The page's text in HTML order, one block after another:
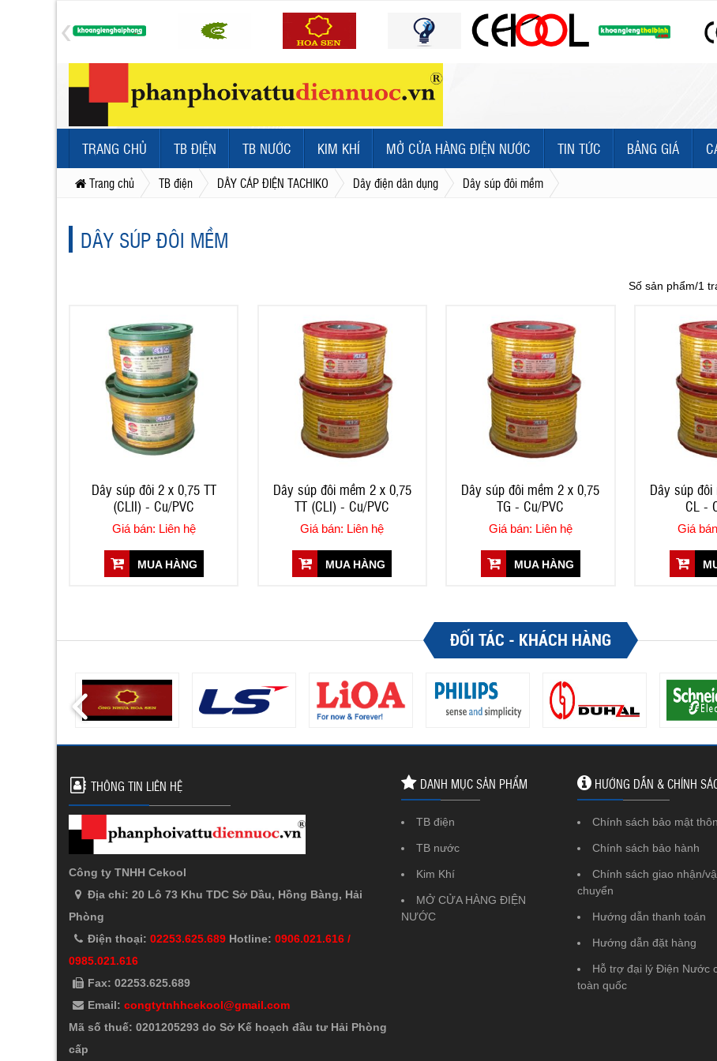
TRANG CHỦ TB ĐIỆN TB NƯỚC KIM KHÍ MỞ CỬA HÀNG ĐIỆN NƯỚC TIN TỨC BẢNG GIÁ
Trang chủ TB điện DÂY CÁP ĐIỆN TACHIKO Dây điện dân dụng Dây súp đôi mềm
DÂY SÚP ĐÔI MỀM
Số sản phẩm/1
Dây súp đôi 2 x 0,75 TT
(CLII) - Cu/PVC
Giá bán: Liên hệ
MUA HÀNG
Dây súp đôi mềm 2 x 0,75
TT (CLI) - Cu/PVC
Giá bán: Liên hệ
MUA HÀNG
Dây súp đôi mềm 2 x 0,75
TG - Cu/PVC
Giá bán: Liên hệ
MUA HÀNG
Dây súp
CL -
Giá
ĐỐI TÁC - KHÁCH HÀNG
HƯỚNG DẪN & CHÍNH
Chính sách bảo mật
Chính sách bảo hành
Chính sách giao nhận/
chuyển
Hướng dẫn thanh toán
Hướng dẫn đặt hàng
Hỗ trợ đại lý Điện Nước
toàn quốc
DANH MỤC SẢN PHẨM
TB điện
TB nước
Kim Khí
MỞ CỬA HÀNG ĐIỆN
NƯỚC
THÔNG TIN LIÊN HỆ
Công ty TNHH Cekool
Địa chỉ: 20 Lô 73 Khu TDC Sở Dầu, Hồng Bàng, Hải
Phòng
Điện thoại: 02253.625.689 Hotline: 0906.021.616 /
0985.021.616
Fax: 02253.625.689
Email: congtytnhhcekool@gmail.com
Mã số thuế: 0201205293 do Sở Kế hoạch đầu tư Hải Phòng
cấp